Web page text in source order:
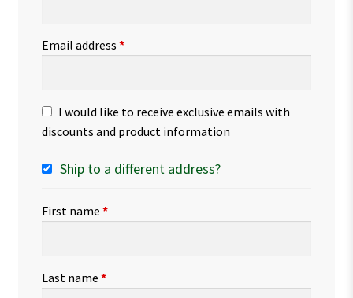
Email address *
I would like to receive exclusive emails with
discounts and product information
Ship to a different address?
First name *
Last name *